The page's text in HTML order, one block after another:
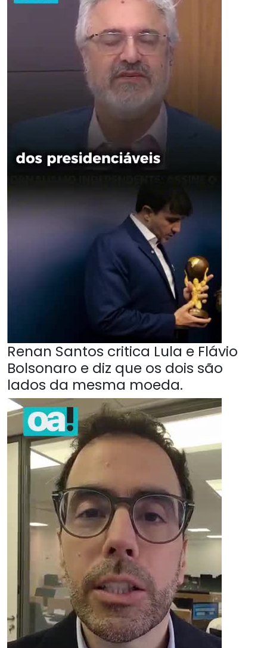
Renan Santos critica Lula e Flávio
Bolsonaro e diz que os dois são
lados da mesma moeda.